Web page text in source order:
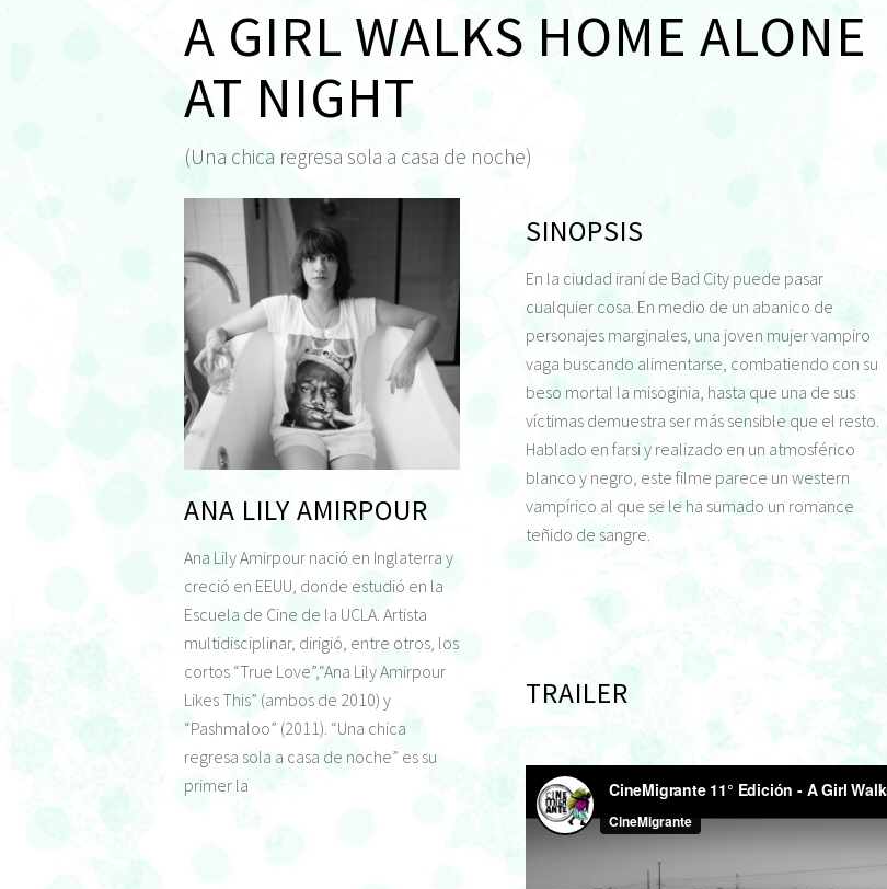
A GIRL WALKS HOME ALONE
AT NIGHT
(Una chica regresa sola a casa de noche)
ANA LILY AMIRPOUR
Ana Lily Amirpour nació en Inglaterra y
creció en EEUU, donde estudió en la
Escuela de Cine de la UCLA. Artista
multidisciplinar, dirigió, entre otros, los
cortos “True Love”,“Ana Lily Amirpour
Likes This” (ambos de 2010) y
“Pashmaloo” (2011). “Una chica
regresa sola a casa de noche” es su
primer la
SINOPSIS
En la ciudad iraní de Bad City puede pasar
cualquier cosa. En medio de un abanico de
personajes marginales, una joven mujer vampiro
vaga buscando alimentarse, combatiendo con su
beso mortal la misoginia, hasta que una de sus
víctimas demuestra ser más sensible que el resto.
Hablado en farsi y realizado en un atmosférico
blanco y negro, este filme parece un western
vampírico al que se le ha sumado un romance
teñido de sangre.
TRAILER